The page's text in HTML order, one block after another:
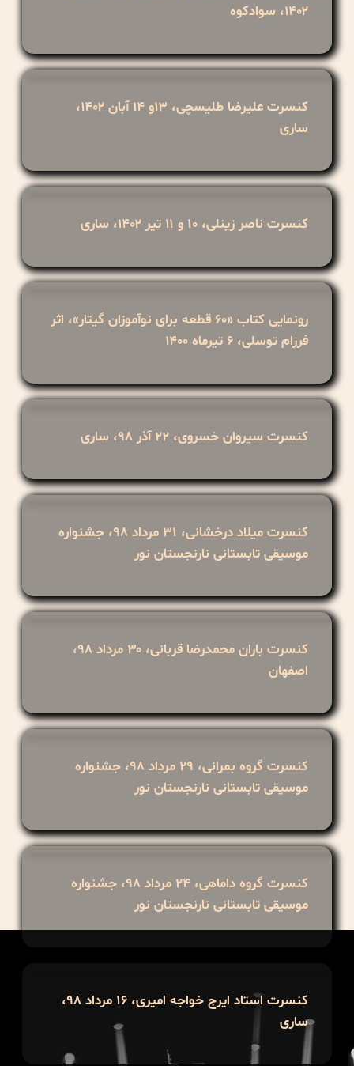
۱۴۰۲، سوادکوه
کنسرت علیرضا طلیسچی، ۱۳و ۱۴ آبان ۱۴۰۲،
ساری
کنسرت ناصر زینلی، ۱۰ و ۱۱ تیر ۱۴۰۲، ساری
رونمایی کتاب «۶۰ قطعه برای نوآموزان گیتار»، اثر
فرزام توسلی، ۶ تیرماه ۱۴۰۰
کنسرت سیروان خسروی، ۲۲ آذر ۹۸، ساری
کنسرت میلاد درخشانی، ۳۱ مرداد ۹۸، جشنواره
موسیقی تابستانی نارنجستان نور
کنسرت باران محمدرضا قربانی، ۳۰ مرداد ۹۸،
اصفهان
کنسرت گروه بمرانی، ۲۹ مرداد ۹۸، جشنواره
موسیقی تابستانی نارنجستان نور
کنسرت گروه داماهی، ۲۴ مرداد ۹۸، جشنواره
موسیقی تابستانی نارنجستان نور
کنسرت استاد ایرج خواجه امیری، ۱۶ مرداد ۹۸،
ساری